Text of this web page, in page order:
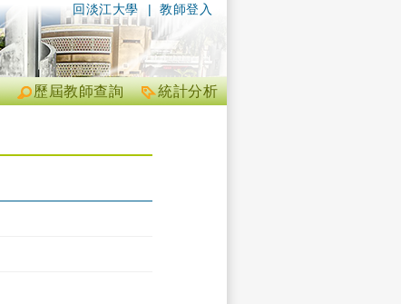
| 教師登入
回淡江大學
統計分析
歷屆教師查詢